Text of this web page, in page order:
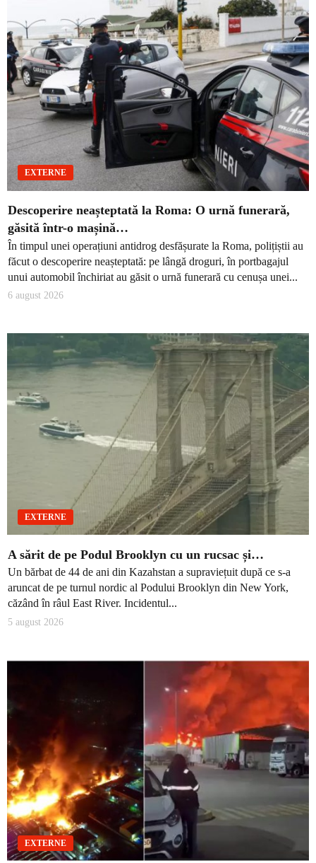
EXTERNE
Descoperire neașteptată la Roma: O urnă funerară,
găsită într-o mașină…
În timpul unei operațiuni antidrog desfășurate la Roma, polițiștii au
făcut o descoperire neașteptată: pe lângă droguri, în portbagajul
unui automobil închiriat au găsit o urnă funerară cu cenușa unei...
6 august 2026
EXTERNE
A sărit de pe Podul Brooklyn cu un rucsac și…
Un bărbat de 44 de ani din Kazahstan a supraviețuit după ce s-a
aruncat de pe turnul nordic al Podului Brooklyn din New York,
căzând în râul East River. Incidentul...
5 august 2026
EXTERNE